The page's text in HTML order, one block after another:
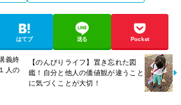
はてブ 送る Pocket
義終
人の
【のんびりライフ】置き忘れた図
鑑！自分と他人の価値観が違うこと
に気づくことが大切！